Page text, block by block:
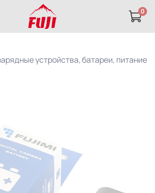
0
устройства, батареи, питание